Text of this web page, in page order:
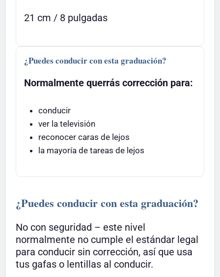
21 cm / 8 pulgadas
¿Puedes conducir con esta graduación?
Normalmente querrás corrección para:
conducir
ver la televisión
reconocer caras de lejos
la mayoría de tareas de lejos
¿Puedes conducir con esta graduación?
No con seguridad – este nivel
normalmente no cumple el estándar legal
para conducir sin corrección, así que usa
tus gafas o lentillas al conducir.